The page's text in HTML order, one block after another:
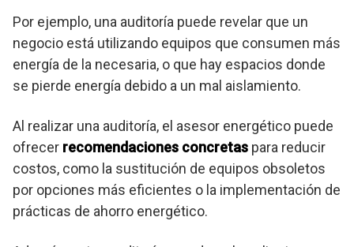
Por ejemplo, una auditoría puede revelar que un
negocio está utilizando equipos que consumen más
energía de la necesaria, o que hay espacios donde
se pierde energía debido a un mal aislamiento.
Al realizar una auditoría, el asesor energético puede
ofrecer recomendaciones concretas para reducir
costos, como la sustitución de equipos obsoletos
por opciones más eficientes o la implementación de
prácticas de ahorro energético.